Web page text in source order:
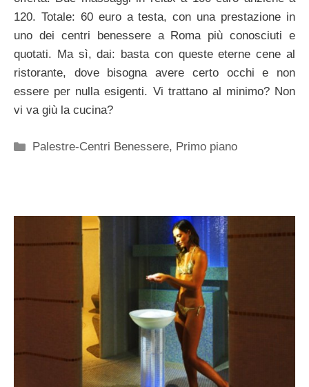
120. Totale: 60 euro a testa, con una prestazione in
uno dei centri benessere a Roma più conosciuti e
quotati. Ma sì, dai: basta con queste eterne cene al
ristorante, dove bisogna avere certo occhi e non
essere per nulla esigenti. Vi trattano al minimo? Non
vi va giù la cucina?
Categorie
Palestre-Centri Benessere, Primo piano